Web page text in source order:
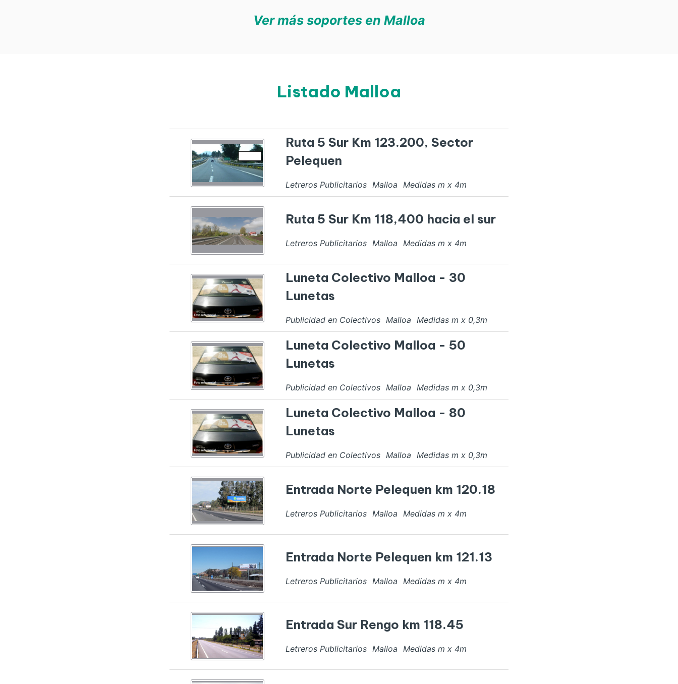
Ver más soportes en Malloa
Listado Malloa
Ruta 5 Sur Km 123.200, Sector
Pelequen
Letreros Publicitarios Malloa Medidas m x 4m
Ruta 5 Sur Km 118,400 hacia el sur
Letreros Publicitarios Malloa Medidas m x 4m
Luneta Colectivo Malloa - 30
Lunetas
Publicidad en Colectivos Malloa Medidas m x 0,3m
Luneta Colectivo Malloa - 50
Lunetas
Publicidad en Colectivos Malloa Medidas m x 0,3m
Luneta Colectivo Malloa - 80
Lunetas
Publicidad en Colectivos Malloa Medidas m x 0,3m
Entrada Norte Pelequen km 120.18
Letreros Publicitarios Malloa Medidas m x 4m
Entrada Norte Pelequen km 121.13
Letreros Publicitarios Malloa Medidas m x 4m
Entrada Sur Rengo km 118.45
Letreros Publicitarios Malloa Medidas m x 4m